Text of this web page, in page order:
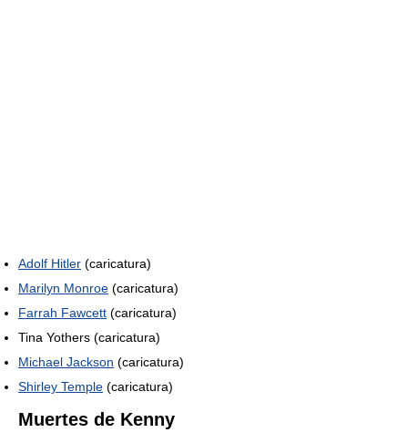
Adolf Hitler (caricatura)
Marilyn Monroe (caricatura)
Farrah Fawcett (caricatura)
Tina Yothers (caricatura)
Michael Jackson (caricatura)
Shirley Temple (caricatura)
Muertes de Kenny